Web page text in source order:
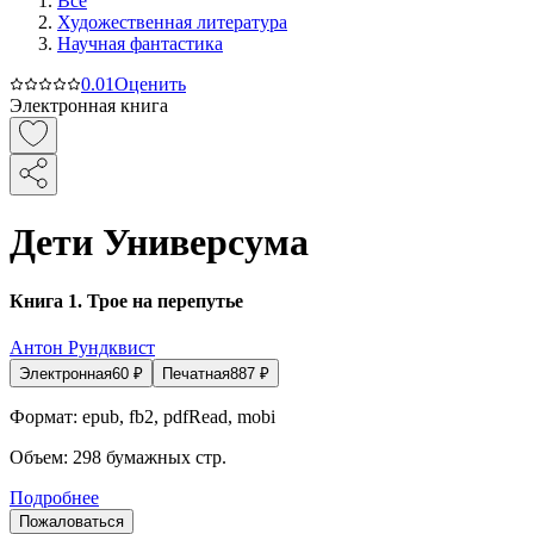
Художественная литература
Научная фантастика
0.01Оценить
Электронная книга
Дети Универсума
Книга 1. Трое на перепутье
Антон Рундквист
Электронная60 ₽ Печатная887 ₽
Формат: epub, fb2, pdfRead, mobi
Объем: 298 бумажных стр.
Подробнее
Пожаловаться